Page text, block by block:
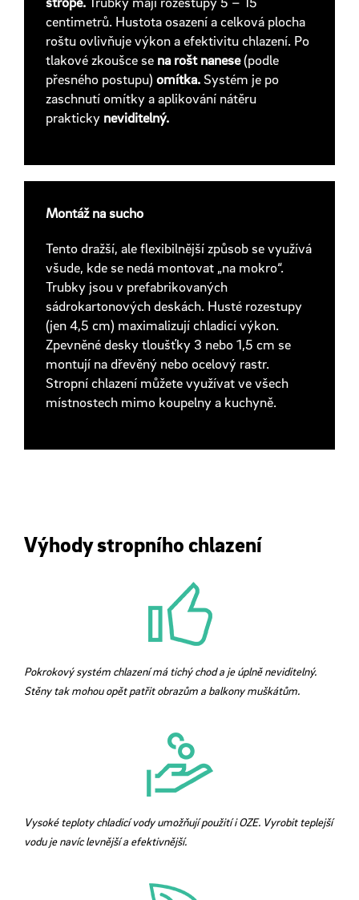
centimetrů. Hustota osazení a celková plocha
roštu ovlivňuje výkon a efektivitu chlazení. Po
tlakové zkoušce se na rošt nanese(podle
přesného postupu)omítka.Systém je po
zaschnutí omítky a aplikování nátěru
prakticky neviditelný.
Montáž na sucho
Tento dražší, ale flexibilnější způsob se využívá
všude, kde se nedá montovat „na mokro“.
Trubky jsou v prefabrikovaných
sádrokartonových deskách. Husté rozestupy
(jen 4,5 cm) maximalizují chladicí výkon.
Zpevněné desky tloušťky 3 nebo 1,5 cm se
montují na dřevěný nebo ocelový rastr.
Stropní chlazení můžete využívat ve všech
místnostech mimo koupelny a kuchyně.
Výhody stropního chlazení
Pokrokový systém chlazení má tichý chod a je úplně neviditelný.
Stěny tak mohou opět patřit obrazům a balkony muškátům.
Vysoké teploty chladicí vody umožňují použití i OZE. Vyrobit teplejší
vodu je navíc levnější a efektivnější.